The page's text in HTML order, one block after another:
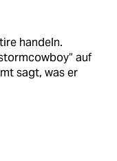
handeln.
auf
sagt, was er